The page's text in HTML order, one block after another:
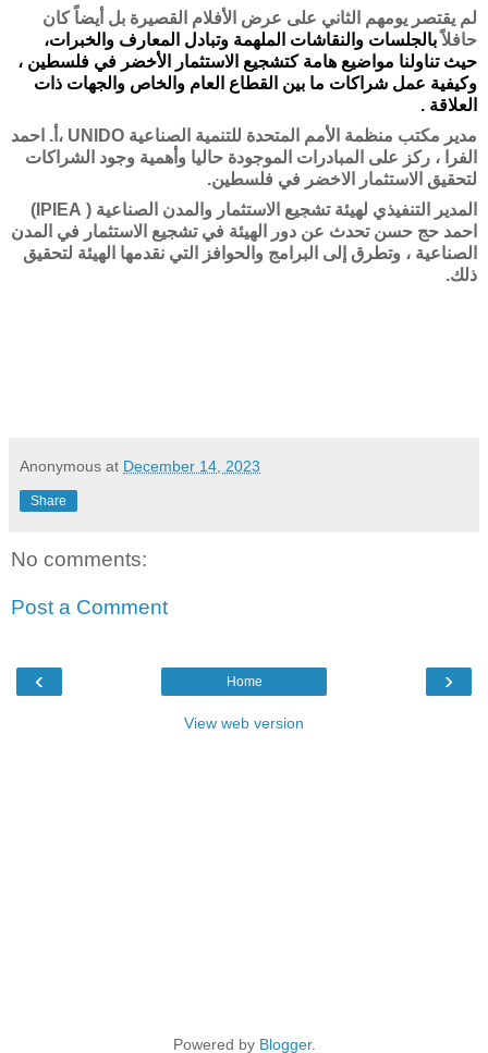
لم يقتصر يومهم الثاني على عرض الأفلام القصيرة بل أيضاً كان
حافلاًبالجلسات والنقاشات الملهمة وتبادل المعارف والخبرات،
حيث تناولنا مواضيع هامة كتشجيع الاستثمار الأخضر في فلسطين ،
وكيفية عمل شراكات ما بين القطاع العام والخاص والجهات ذات
العلاقة .
مدير مكتب منظمة الأمم المتحدة للتنمية الصناعية UNIDO ،أ. احمد
الفرا ، ركز على المبادرات الموجودة حاليا وأهمية وجود الشراكات
لتحقيق الاستثمار الاخضر في فلسطين.
المدير التنفيذي لهيئة تشجيع الاستثمار والمدن الصناعية ( IPIEA)
احمد حج حسن تحدث عن دور الهيئة فيتشجيع الاستثمار في المدن
الصناعية ، وتطرق إلى البرامج والحوافز التي نقدمها الهيئة لتحقيق
ذلك.
Anonymous at December 14, 2023
Share
No comments:
Post a Comment
‹ ›
Home
View web version
Powered by Blogger.